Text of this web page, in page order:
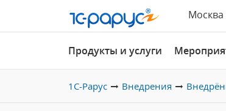
Москва
Продукты и услуги
1С-Рарус Внедрения